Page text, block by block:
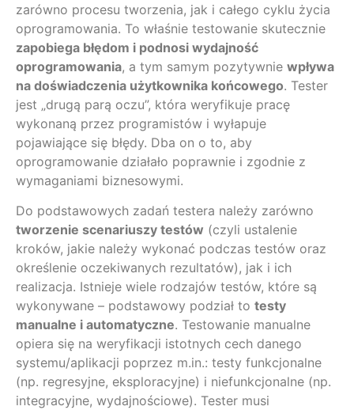
zarówno procesu tworzenia, jak i całego cyklu życia
oprogramowania. To właśnie testowanie skutecznie
zapobiega błędom i podnosi wydajność
oprogramowania, a tym samym pozytywnie wpływa
na doświadczenia użytkownika końcowego. Tester
jest „drugą parą oczu”, która weryfikuje pracę
wykonaną przez programistów i wyłapuje
pojawiające się błędy. Dba on o to, aby
oprogramowanie działało poprawnie i zgodnie z
wymaganiami biznesowymi.
Do podstawowych zadań testera należy zarówno
tworzenie scenariuszy testów (czyli ustalenie
kroków, jakie należy wykonać podczas testów oraz
określenie oczekiwanych rezultatów), jak i ich
realizacja. Istnieje wiele rodzajów testów, które są
wykonywane – podstawowy podział to testy
manualne i automatyczne. Testowanie manualne
opiera się na weryfikacji istotnych cech danego
systemu/aplikacji poprzez m.in.: testy funkcjonalne
(np. regresyjne, eksploracyjne) i niefunkcjonalne (np.
integracyjne, wydajnościowe). Tester musi